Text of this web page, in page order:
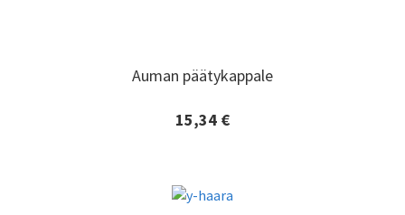
Auman päätykappale
15,34 €
Auman päätykappale
Lisätiedot ja tilaaminen